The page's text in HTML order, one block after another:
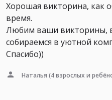
Хорошая викторина, как
время.
Любим ваши викторины,
собираемся в уютной
Спасибо))
Наталья (4 взрослых и